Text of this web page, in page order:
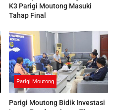
K3 Parigi Moutong Masuki
Tahap Final
Parigi Moutong
Parigi Moutong Bidik Investasi